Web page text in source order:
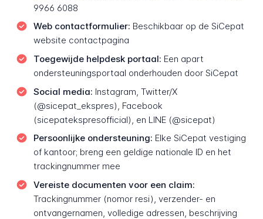
9966 6088
Web contactformulier: Beschikbaar op de SiCepat
website contactpagina
Toegewijde helpdesk portaal: Een apart
ondersteuningsportaal onderhouden door SiCepat
Social media: Instagram, Twitter/X
(@sicepat_ekspres), Facebook
(sicepatekspresofficial), en LINE (@sicepat)
Persoonlijke ondersteuning: Elke SiCepat vestiging
of kantoor; breng een geldige nationale ID en het
trackingnummer mee
Vereiste documenten voor een claim:
Trackingnummer (nomor resi), verzender- en
ontvangernamen, volledige adressen, beschrijving